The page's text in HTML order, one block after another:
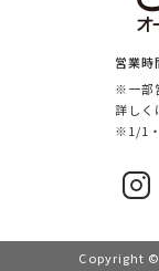
営業時
※一部
詳しく
※1/1
Copyright